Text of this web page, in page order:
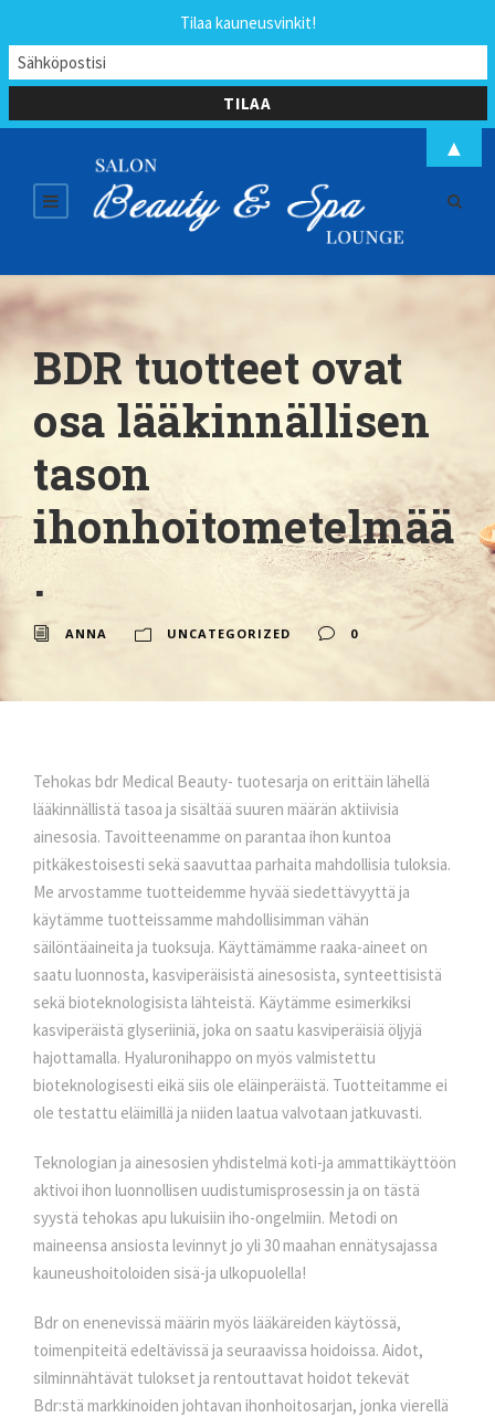
BDR tuotteet ovat
osa lääkinnällisen
tason
ihonhoitometelmää
.
ANNA UNCATEGORIZED 0
Tehokas bdr Medical Beauty- tuotesarja on erittäin lähellä
lääkinnällistä tasoa ja sisältää suuren määrän aktiivisia
ainesosia. Tavoitteenamme on parantaa ihon kuntoa
pitkäkestoisesti sekä saavuttaa parhaita mahdollisia tuloksia.
Me arvostamme tuotteidemme hyvää siedettävyyttä ja
käytämme tuotteissamme mahdollisimman vähän
säilöntäaineita ja tuoksuja. Käyttämämme raaka-aineet on
saatu luonnosta, kasviperäisistä ainesosista, synteettisistä
sekä bioteknologisista lähteistä. Käytämme esimerkiksi
kasviperäistä glyseriiniä, joka on saatu kasviperäisiä öljyjä
hajottamalla. Hyaluronihappo on myös valmistettu
bioteknologisesti eikä siis ole eläinperäistä. Tuotteitamme ei
ole testattu eläimillä ja niiden laatua valvotaan jatkuvasti.
Teknologian ja ainesosien yhdistelmä koti-ja ammattikäyttöön
aktivoi ihon luonnollisen uudistumisprosessin ja on tästä
syystä tehokas apu lukuisiin iho-ongelmiin. Metodi on
maineensa ansiosta levinnyt jo yli 30 maahan ennätysajassa
kauneushoitoloiden sisä-ja ulkopuolella!
Bdr on enenevissä määrin myös lääkäreiden käytössä,
toimenpiteitä edeltävissä ja seuraavissa hoidoissa. Aidot,
silminnähtävät tulokset ja rentouttavat hoidot tekevät
Bdr:stä markkinoiden johtavan ihonhoitosarjan, jonka vierellä
Tilaa kauneusvinkit!
▲